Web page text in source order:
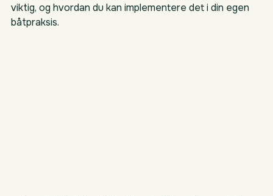
viktig, og hvordan du kan implementere det i din egen
båtpraksis.